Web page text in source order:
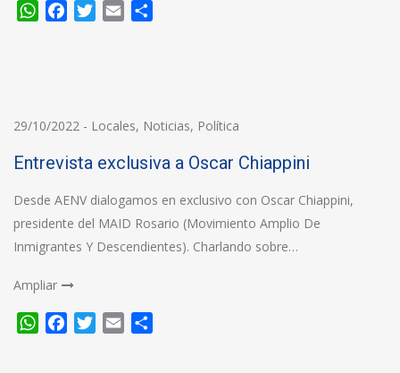
WhatsApp
FacebookTwitter
Email
29/10/2022 - Locales, Noticias, Política
Entrevista exclusiva a Oscar Chiappini
Desde AENV dialogamos en exclusivo con Oscar Chiappini,
presidente del MAID Rosario (Movimiento Amplio De
Inmigrantes Y Descendientes). Charlando sobre…
Ampliar
WhatsApp
FacebookTwitter
Email